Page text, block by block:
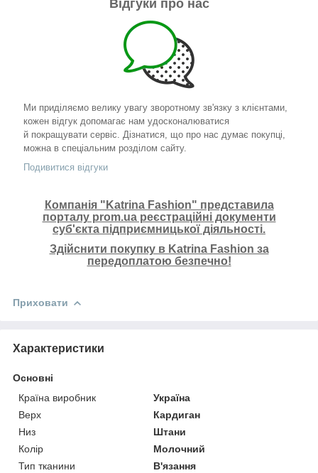
Відгуки про нас
Ми приділяємо велику увагу зворотному зв'язку з клієнтами,
кожен відгук допомагає нам удосконалюватися
й покращувати сервіс. Дізнатися, що про нас думає покупці,
можна в спеціальним розділом сайту.
Подивитися відгуки
Компанія "Katrina Fashion" представила
порталу prom.ua реєстраційні документи
суб'єкта підприємницької діяльності.
Здійснити покупку в Katrina Fashion за
передоплатою безпечно!
Приховати
Характеристики
Основні
Країна виробник
Україна
Верх
Кардиган
Низ
Штани
Колір
Молочний
Тип тканини
В'язання